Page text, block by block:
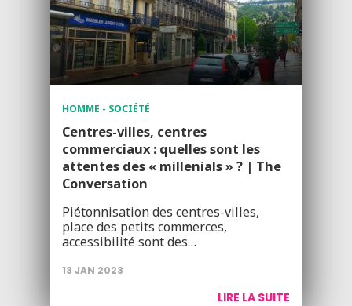
HOMME - SOCIÉTÉ
Centres-villes, centres
commerciaux : quelles sont les
attentes des « millenials » ? | The
Conversation
Piétonnisation des centres-villes,
place des petits commerces,
accessibilité sont des…
13 JAN 2023
LIRE LA SUITE